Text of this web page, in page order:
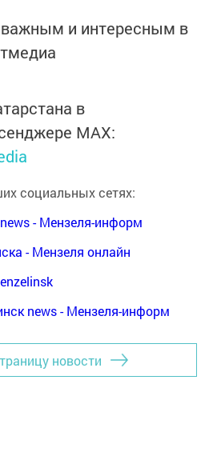
и интересным в
в
MАХ:
социальных сетях:
- Мензеля-информ
- Мензеля онлайн
news - Мензеля-информ
новости